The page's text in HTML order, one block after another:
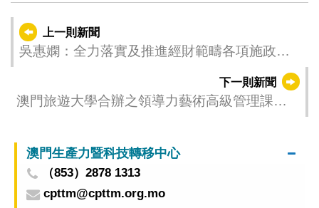
上一則新聞
吳惠嫻：全力落實及推進經財範疇各項施政工
下一則新聞
澳門旅遊大學合辦之領導力藝術高級管理課程
澳門生產力暨科技轉移中心
（853）2878 1313
cpttm@cpttm.org.mo